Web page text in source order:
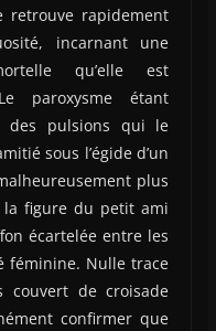
retrouve rapidement
incarnant une
qu’elle est
paroxysme étant
des pulsions qui le
sous l’égide d’un
plus
la figure du petit ami
écartelée entre les
féminine. Nulle trace
de croisade
confirmer que